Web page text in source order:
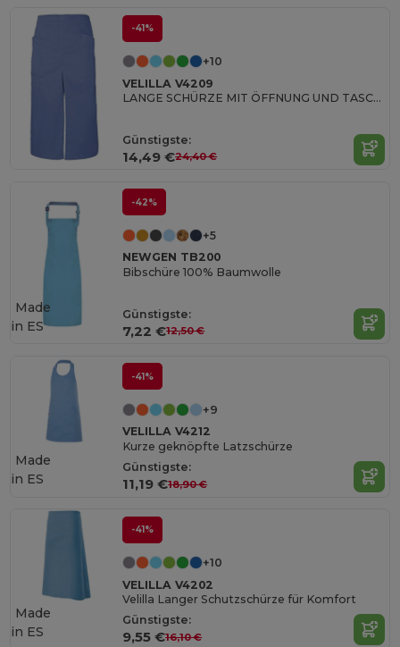
-41%
+10
VELILLA V4209
LANGE SCHÜRZE MIT ÖFFNUNG UND TASCHEN
Günstigste:
14,49 €24,40 €
-42%
+5
NEWGEN TB200
Bibschüre 100% Baumwolle
Günstigste:
7,22 €12,50 €
Made
in ES
-41%
+9
VELILLA V4212
Kurze geknöpfte Latzschürze
Günstigste:
11,19 €18,90 €
Made
in ES
-41%
+10
VELILLA V4202
Velilla Langer Schutzschürze für Komfort
Günstigste:
9,55 €16,10 €
Made
in ES